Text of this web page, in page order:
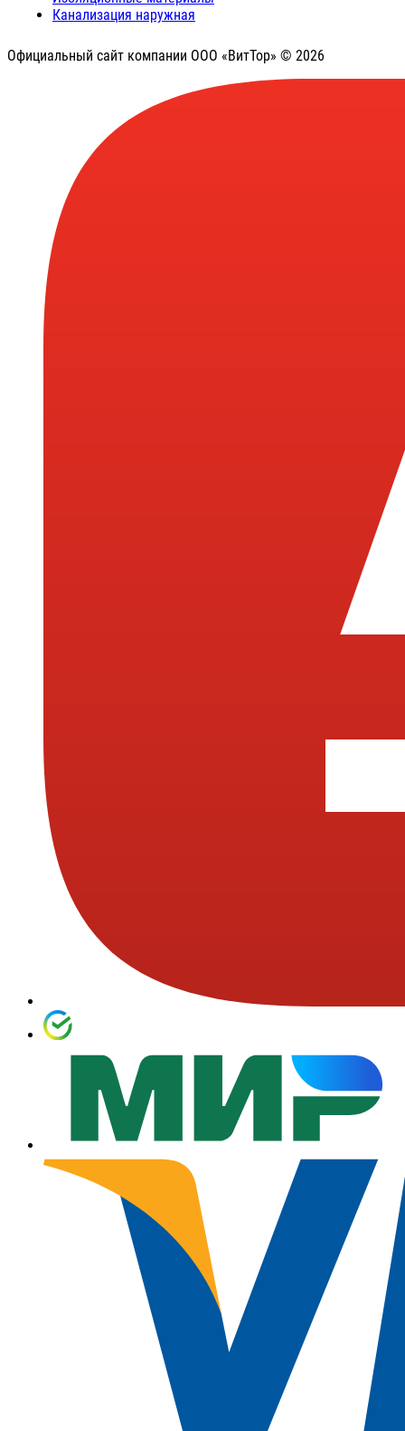
Канализация наружная
Официальный сайт компании ООО «ВитТор» © 2026